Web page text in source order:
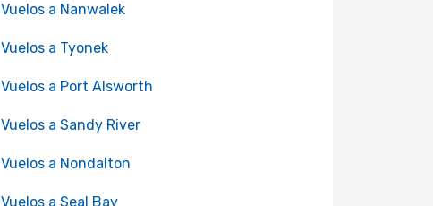
Vuelos a Nanwalek
Vuelos a Tyonek
Vuelos a Port Alsworth
Vuelos a Sandy River
Vuelos a Nondalton
Vuelos a Seal Bay